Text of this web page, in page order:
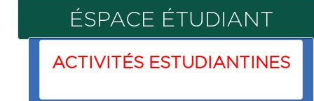
ÉSPACE ÉTUDIANT
ACTIVITÉS ESTUDIANTINES